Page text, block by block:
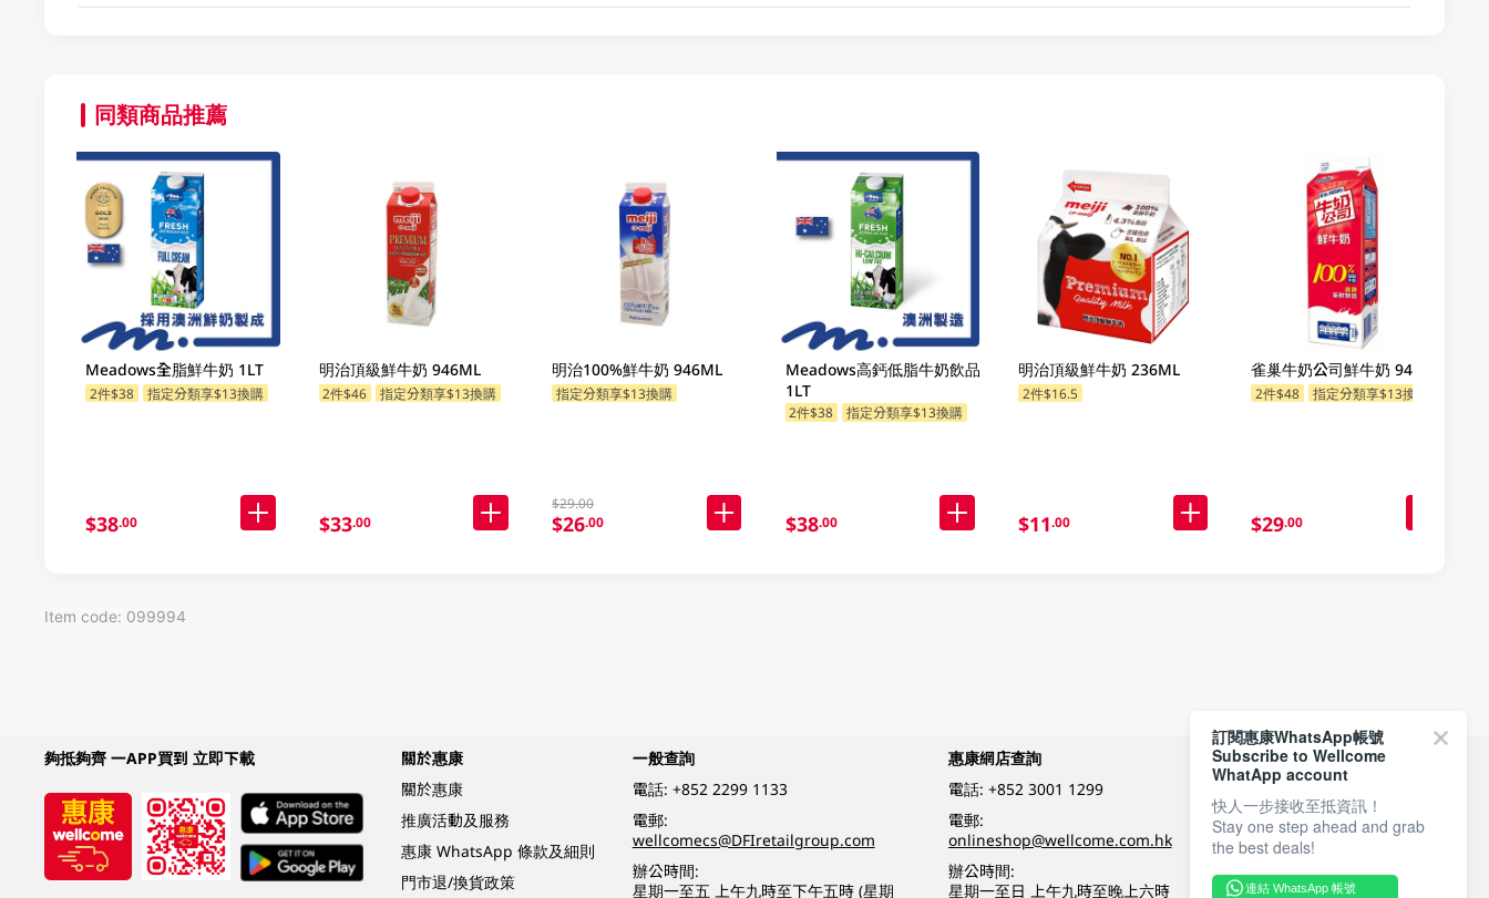
同類商品推薦
Meadows全脂鮮牛奶 1LT
2件$38 指定分類享$13換購
$38.00
明治頂級鮮牛奶 946ML
2件$46 指定分類享$13換購
$33.00
明治100%鮮牛奶 946ML
指定分類享$13換購
$29.00
$26.00
Meadows高鈣低脂牛奶飲品
1LT
2件$38 指定分類享$13換購
$38.00
明治頂級鮮牛奶 236ML
2件$16.5
$11.00
雀巢牛奶公司鮮牛奶 946ML
2件$48 指定分類享$13換購
$29.00
Item code: 099994
夠抵夠齊 一APP買到 立即下載
關於惠康
關於惠康
推廣活動及服務
惠康 WhatsApp 條款及細則
門市退/換貨政策
一般查詢
電話: +852 2299 1133
電郵:
wellcomecs@DFIretailgroup.com
辦公時間:
星期一至五 上午九時至下午五時 (星期
惠康網店查詢
電話: +852 3001 1299
電郵:
onlineshop@wellcome.com.hk
辦公時間:
星期一至日 上午九時至晚上六時
付款方式
關注我們
訂閱惠康WhatsApp帳號
Subscribe to Wellcome
WhatApp account
快人一步接收至抵資訊！
Stay one step ahead and grab
the best deals!
連結 WhatsApp 帳號